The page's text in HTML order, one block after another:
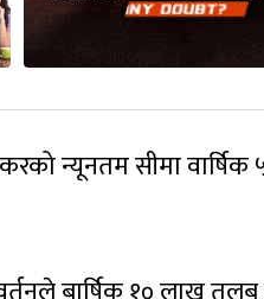
न्यूनतम सीमा वार्षिक